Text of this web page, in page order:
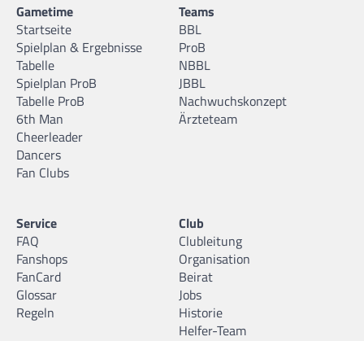
Gametime
Startseite
Spielplan & Ergebnisse
Tabelle
Spielplan ProB
Tabelle ProB
6th Man
Cheerleader
Dancers
Fan Clubs
Teams
BBL
ProB
NBBL
JBBL
Nachwuchskonzept
Ärzteteam
Service
FAQ
Fanshops
FanCard
Glossar
Regeln
Club
Clubleitung
Organisation
Beirat
Jobs
Historie
Helfer-Team